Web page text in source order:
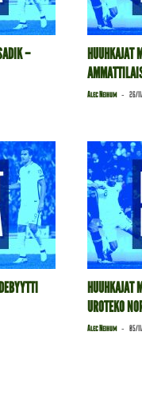
–
HUUHKAJAT
Alec Neihum - 26/
HUUHKAJAT
UROTEKO
Alec Neihum - 05/